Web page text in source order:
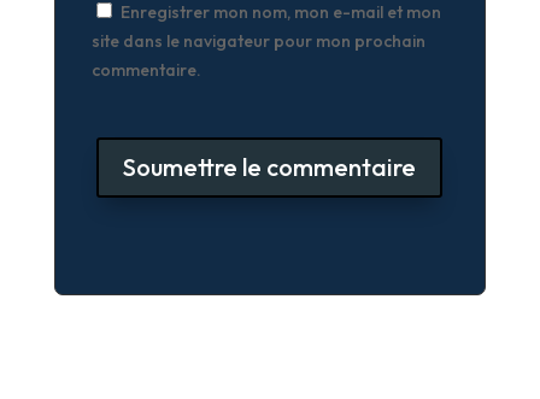
Enregistrer mon nom, mon e-mail et mon
site dans le navigateur pour mon prochain
commentaire.
Soumettre le commentaire